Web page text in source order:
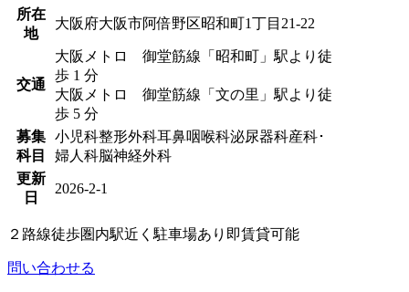
所在
地
大阪府大阪市阿倍野区昭和町1丁目21-22
交通
大阪メトロ 御堂筋線「昭和町」駅より徒
歩 1 分
大阪メトロ 御堂筋線「文の里」駅より徒
歩 5 分
募集
科目
小児科整形外科耳鼻咽喉科泌尿器科産科･
婦人科脳神経外科
更新
日
2026-2-1
２路線徒歩圏内駅近く 駐車場あり 即賃貸可能
問い合わせる